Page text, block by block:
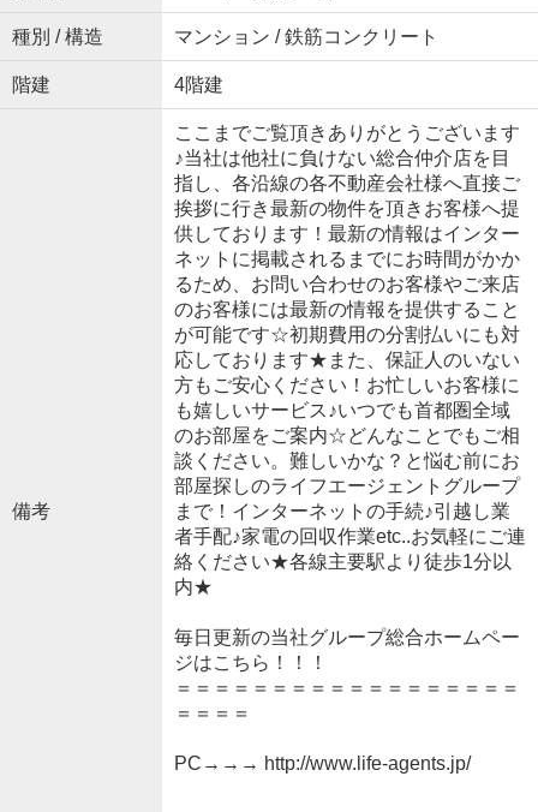
種別 / 構造 マンション / 鉄筋コンクリート
階建 4階建
備考
ここまでご覧頂きありがとうございます
♪当社は他社に負けない総合仲介店を目
指し、各沿線の各不動産会社様へ直接ご
挨拶に行き最新の物件を頂きお客様へ提
供しております！最新の情報はインター
ネットに掲載されるまでにお時間がかか
るため、お問い合わせのお客様やご来店
のお客様には最新の情報を提供すること
が可能です☆初期費用の分割払いにも対
応しております★また、保証人のいない
方もご安心ください！お忙しいお客様に
も嬉しいサービス♪いつでも首都圏全域
のお部屋をご案内☆どんなことでもご相
談ください。難しいかな？と悩む前にお
部屋探しのライフエージェントグループ
まで！インターネットの手続♪引越し業
者手配♪家電の回収作業etc..お気軽にご連
絡ください★各線主要駅より徒歩1分以
内★
毎日更新の当社グループ総合ホームペー
ジはこちら！！！
＝＝＝＝＝＝＝＝＝＝＝＝＝＝＝＝＝＝
＝＝＝＝
PC→→→ http://www.life-agents.jp/